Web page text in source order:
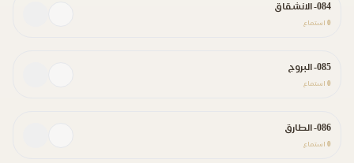
084- الانشقاق
0 استماع
085- البروج
0 استماع
086- الطارق
0 استماع